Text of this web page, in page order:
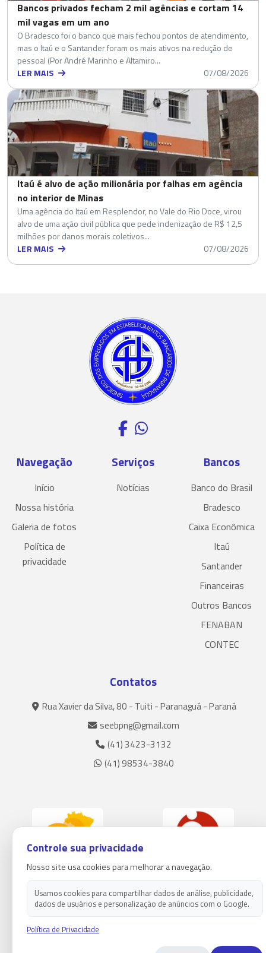
Bancos privados fecham 2 mil agências e cortam 14
mil vagas em um ano
O Bradesco foi o banco que mais fechou pontos de atendimento,
mas o Itaú e o Santander foram os mais ativos na redução de
pessoal (Por André Marinho e Altamiro...
LER MAIS
07/08/2026
Itaú é alvo de ação milionária por falhas em agência
no interior de Minas
Uma agência do Itaú em Resplendor, no Vale do Rio Doce, virou
alvo de uma ação civil pública que pede indenização de R$ 12,5
milhões por danos morais coletivos...
LER MAIS
07/08/2026
Navegação
Início
Nossa história
Galeria de fotos
Política de
privacidade
Serviços
Notícias
Bancos
Banco do Brasil
Bradesco
Caixa Econômica
Itaú
Santander
Financeiras
Outros Bancos
FENABAN
CONTEC
Contatos
Rua Xavier da Silva, 80 - Tuiti - Paranaguá - Paraná
seebpng@gmail.com
(41) 3423-3132
(41) 98534-3840
Controle sua privacidade
Nosso site usa cookies para melhorar a navegação.
Usamos cookies para compartilhar dados de análise, publicidade,
dados de usuários e personalização de anúncios com o Google.
Política de Privacidade